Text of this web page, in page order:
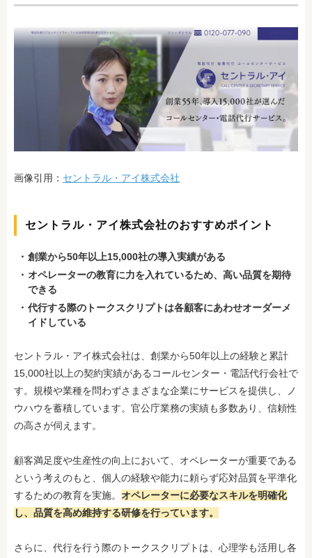
画像引用： セントラル・アイ株式会社
セントラル・アイ株式会社のおすすめポイント
創業から50年以上15,000社の導入実績がある
オペレーターの教育に力を入れているため、高い品質を期待
できる
代行する際のトークスクリプトは各顧客にあわせオーダーメ
イドしている
セントラル・アイ株式会社は、創業から50年以上の経験と累計
15,000社以上の契約実績があるコールセンター・電話代行会社で
す。規模や業種を問わずさまざまな企業にサービスを提供し、ノ
ウハウを蓄積しています。官公庁業務の実績も多数あり、信頼性
の高さが伺えます。
顧客満足度や生産性の向上において、オペレーターが重要である
という考えのもと、個人の経験や能力に頼らず応対品質を平準化
するための教育を実施。 オペレーターに必要なスキルを明確化
し、品質を高め維持する研修を行っています。
さらに、代行を行う際のトークスクリプトは、心理学も活用し各